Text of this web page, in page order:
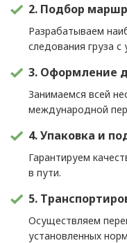
2. Подбор
Разрабатываем
следования груза с
3. Оформление
Занимаемся всей
международной
4. Упаковка и
Гарантируем
в пути.
5.
Осуществляем
установленных